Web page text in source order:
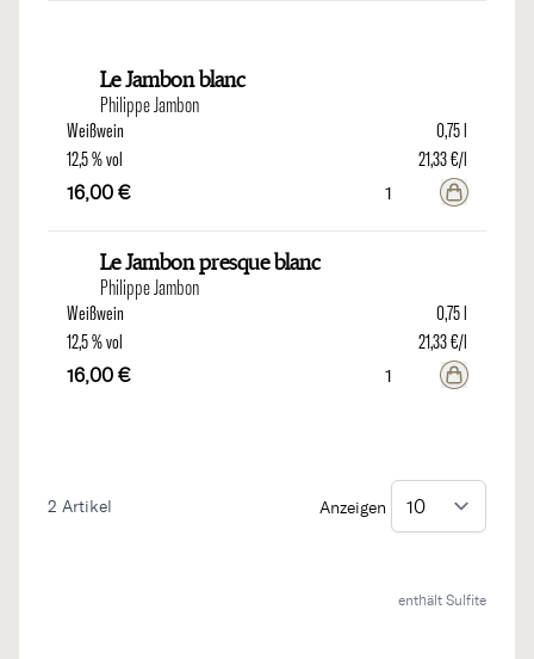
Le Jambon blanc
Philippe Jambon
Weißwein
0,75 l
12,5 % vol
21,33 €/l
16,00 €
Le Jambon presque blanc
Philippe Jambon
Weißwein
0,75 l
12,5 % vol
21,33 €/l
16,00 €
2 Artikel Anzeigen
enthält Sulfite